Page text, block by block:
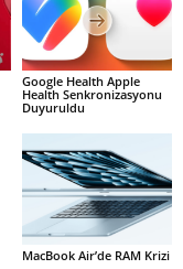
Google Health Apple
Health Senkronizasyonu
Duyuruldu
MacBook Air’de RAM Krizi